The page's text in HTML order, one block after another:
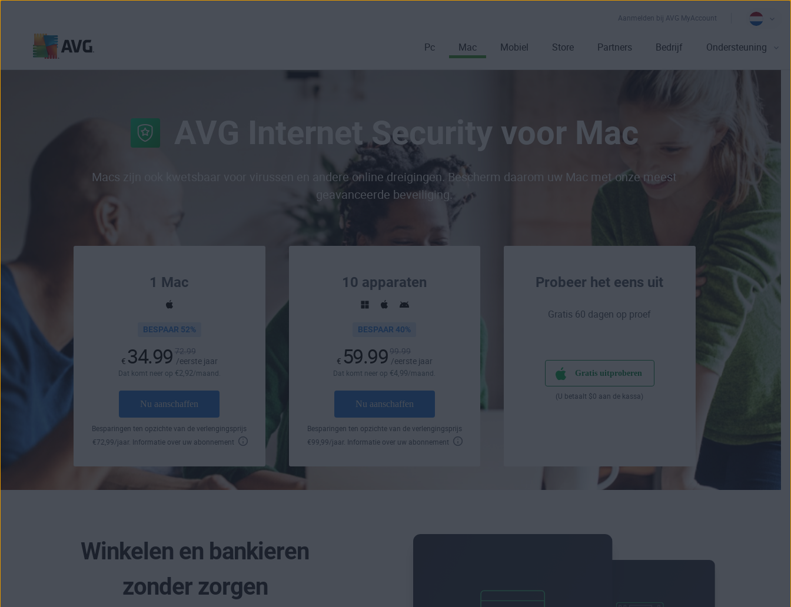
Aanmelden bij AVG MyAccount
Pc Mac Mobiel Store Partners Bedrijf Ondersteuning
AVG Internet Security voor Mac
Macs zijn ook kwetsbaar voor virussen en andere online dreigingen. Bescherm daarom uw Mac met onze meest
geavanceerde beveiliging.
1 Mac
BESPAAR 52%
€ 34.99 72.99
/eerste jaar
Dat komt neer op €2 ,92/maand.
Nu aanschaffen
Besparingen ten opzichte van de verlengingsprijs
€72 ,99/jaar. Informatie over uw abonnement
10 apparaten
BESPAAR 40%
€ 59.9999.99
/eerste jaar
Dat komt neer op €4 ,99/maand.
Nu aanschaffen
Besparingen ten opzichte van de verlengingsprijs
€99 ,99/jaar. Informatie over uw abonnement
Probeer het eens uit
Gratis 60 dagen op proef
Gratis uitproberen
(U betaalt $0 aan de kassa)
Winkelen en bankieren
zonder zorgen